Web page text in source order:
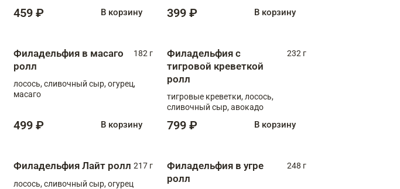
459 ₽ В корзину 399 ₽ В корзину
Филадельфия в масаго
ролл
182 г
лосось, сливочный сыр, огурец,
масаго
499 ₽ В корзину
Филадельфия с
тигровой креветкой
ролл
232 г
тигровые креветки, лосось,
сливочный сыр, авокадо
799 ₽ В корзину
Филадельфия Лайт ролл 217 г
лосось, сливочный сыр, огурец
Филадельфия в угре
ролл
248 г